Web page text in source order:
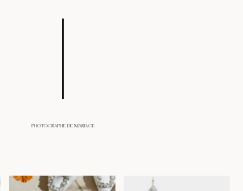
PHOTOGRAPHE DE MARIAGE